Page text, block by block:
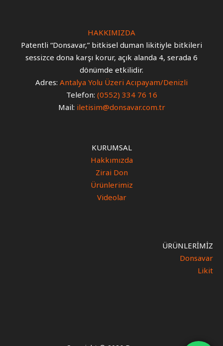
HAKKIMIZDA
Patentli “Donsavar,” bitkisel duman likitiyle bitkileri
sessizce dona karşı korur, açık alanda 4, serada 6
dönümde etkilidir.
Adres: Antalya Yolu Üzeri Acıpayam/Denizli
Telefon: (0552) 334 76 16
Mail: iletisim@donsavar.com.tr
KURUMSAL
Hakkımızda
Zirai Don
Ürünlerimiz
Videolar
ÜRÜNLERİMİZ
Donsavar
Likit